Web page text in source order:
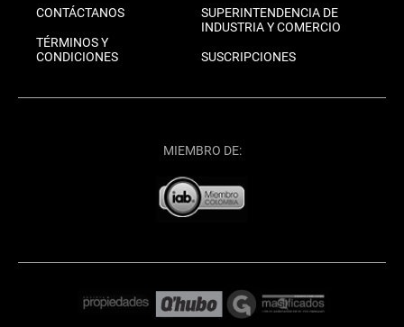
CONTÁCTANOS
TÉRMINOS Y
CONDICIONES
SUPERINTENDENCIA DE
INDUSTRIA Y COMERCIO
SUSCRIPCIONES
MIEMBRO DE: